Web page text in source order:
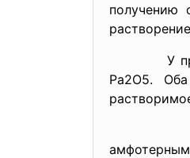
получению
У
Pa2O5.
При